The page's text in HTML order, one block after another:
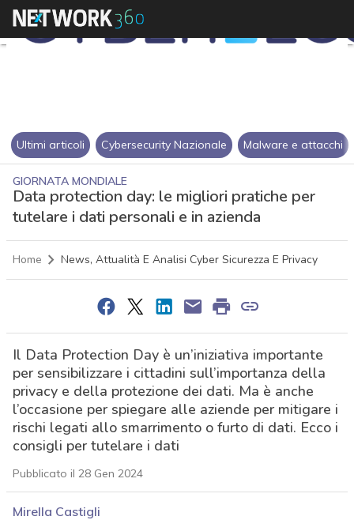
Ultimi articoli Cybersecurity Nazionale Malware e attacchi
GIORNATA MONDIALE
Data protection day: le migliori pratiche per
tutelare i dati personali e in azienda
Home News, Attualità E Analisi Cyber Sicurezza E Privacy
Il Data Protection Day è un’iniziativa importante
per sensibilizzare i cittadini sull’importanza della
privacy e della protezione dei dati. Ma è anche
l’occasione per spiegare alle aziende per mitigare i
rischi legati allo smarrimento o furto di dati. Ecco i
consigli per tutelare i dati
Pubblicato il 28 Gen 2024
Mirella Castigli